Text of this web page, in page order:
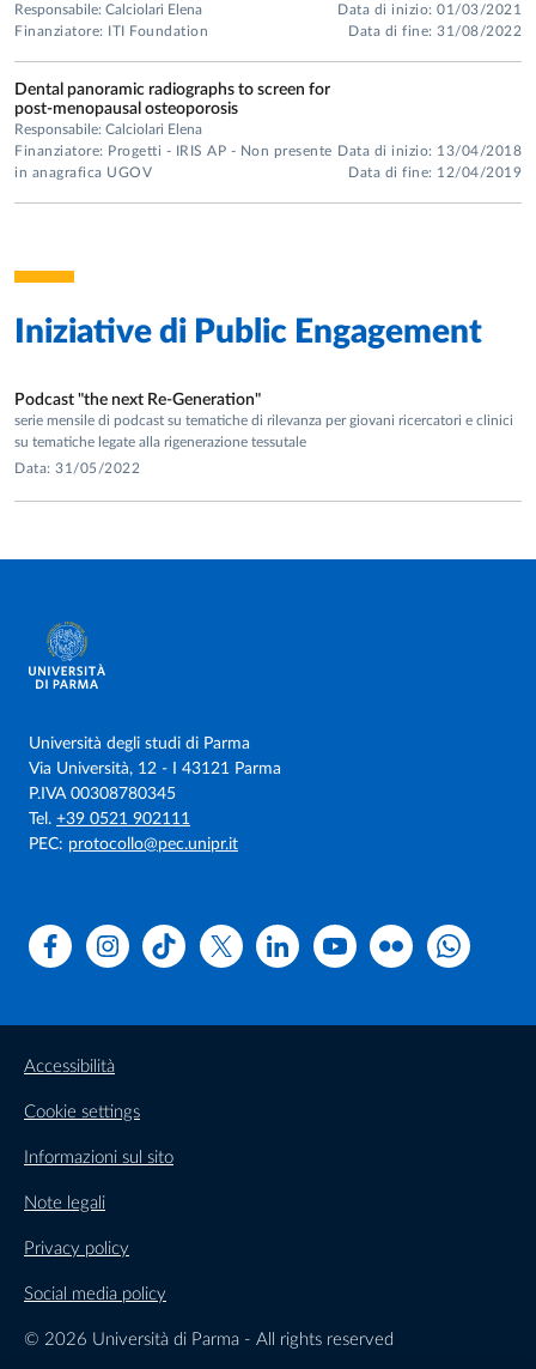
Responsabile: Calciolari Elena
Finanziatore: ITI Foundation
Data di inizio: 01/03/2021
Data di fine: 31/08/2022
Dental panoramic radiographs to screen for
post-menopausal osteoporosis
Responsabile: Calciolari Elena
Finanziatore: Progetti - IRIS AP - Non presente
in anagrafica UGOV
Data di inizio: 13/04/2018
Data di fine: 12/04/2019
Iniziative di Public Engagement
Podcast "the next Re-Generation"
serie mensile di podcast su tematiche di rilevanza per giovani ricercatori e clinici
su tematiche legate alla rigenerazione tessutale
Data: 31/05/2022
Università degli studi di Parma
Via Università, 12 - I 43121 Parma
P.IVA 00308780345
Tel. +39 0521 902111
PEC: protocollo@pec.unipr.it
FacebookInstagramTikTok X LinkedinYoutubeFlickr
Accessibilità
Cookie settings
Informazioni sul sito
Note legali
Privacy policy
Social media policy
© 2026 Università di Parma - All rights reserved